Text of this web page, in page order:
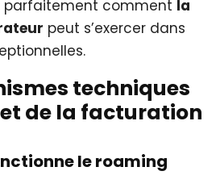
parfaitement comment la
peut s’exercer dans
techniques
de la facturation
le roaming